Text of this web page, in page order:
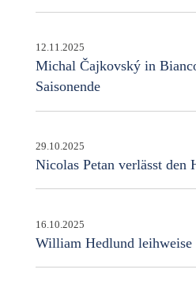
12.11.2025
Michal Čajkovský in
Saisonende
29.10.2025
Nicolas Petan verlässt den
16.10.2025
William Hedlund leihweise